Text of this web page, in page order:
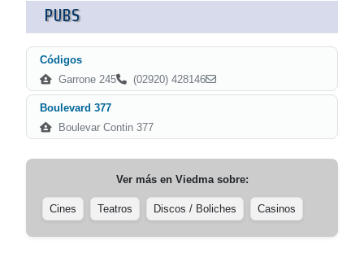
PUBS
Códigos
Garrone 245
(02920) 428146
Boulevard 377
Boulevar Contin 377
Ver más en Viedmasobre:
Cines Teatros Discos / Boliches Casinos